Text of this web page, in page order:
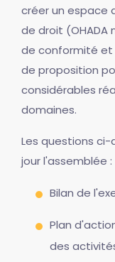
créer un espace
de droit
de conformité et
de proposition
considérables
domaines.
Les questions
jour l'assemblée :
Bilan de
Plan
des